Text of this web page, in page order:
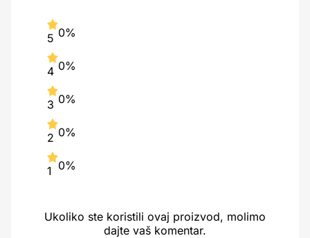
5 0%
4 0%
3 0%
2 0%
1 0%
Ukoliko ste koristili ovaj proizvod, molimo
dajte vaš komentar.